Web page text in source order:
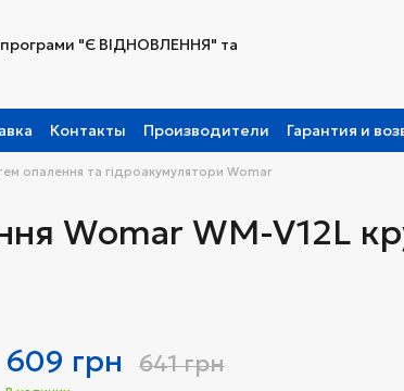
програми "Є ВІДНОВЛЕННЯ" та
Контакты Производители
Гарантия и
опалення та гідроакумулятори Womar
Womar WM-V12L
609 грн 641 грн